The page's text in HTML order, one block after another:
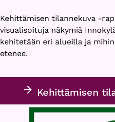
Kehittämisen tilannekuva -
visualisoituja näkymiä
kehitetään eri alueilla ja
etenee.
Kehittämisen